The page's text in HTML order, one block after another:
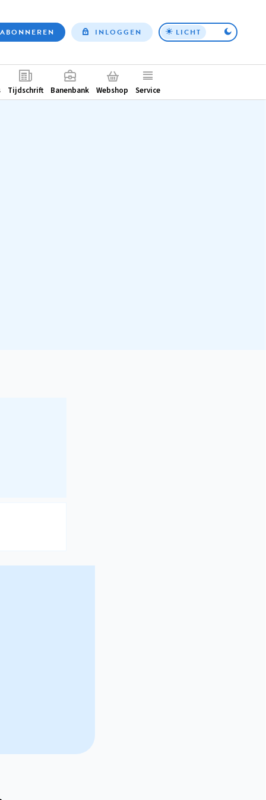
Top
ABONNEREN INLOGGEN LICHT
Tijdschrift Banenbank Webshop Service